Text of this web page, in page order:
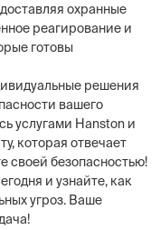
охранные
реагирование и
готовы
решения
вашего
услугами Hanston и
которая отвечает
своей безопасностью!
и узнайте, как
угроз. Ваше